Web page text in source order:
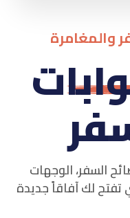
الوجهات
لك آفاقاً جديدة